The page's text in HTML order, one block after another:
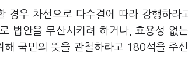
경우 차선으로 다수결에 따라 강행하라
법안을 무산시키려 하거나, 효용성 없
국민의 뜻을 관철하라고 180석을 주